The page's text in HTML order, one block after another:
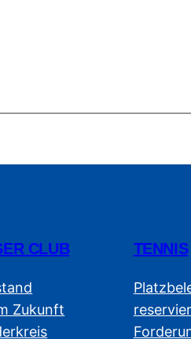
CLUB
Zukunft
TENNIS